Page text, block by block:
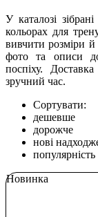
У каталозі
кольорах для
вивчити розміри
фото та описи
поспіху.
зручний час.
Сортувати:
дешевше
дорожче
нові
популярність
Новинка